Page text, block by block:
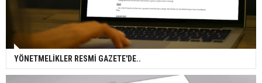
YÖNETMELİKLER RESMİ GAZETE'DE..